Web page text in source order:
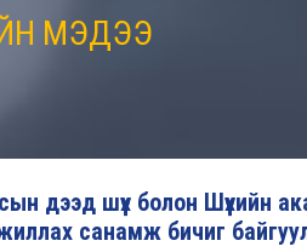
МЭДЭЭ
дээд шүүх болон Шүүхийн
санамж бичиг